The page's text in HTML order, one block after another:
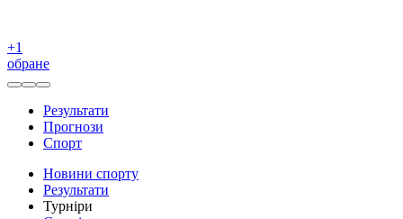
+1
обране
Результати
Прогнози
Спорт
Новини спорту
Результати
Турніри